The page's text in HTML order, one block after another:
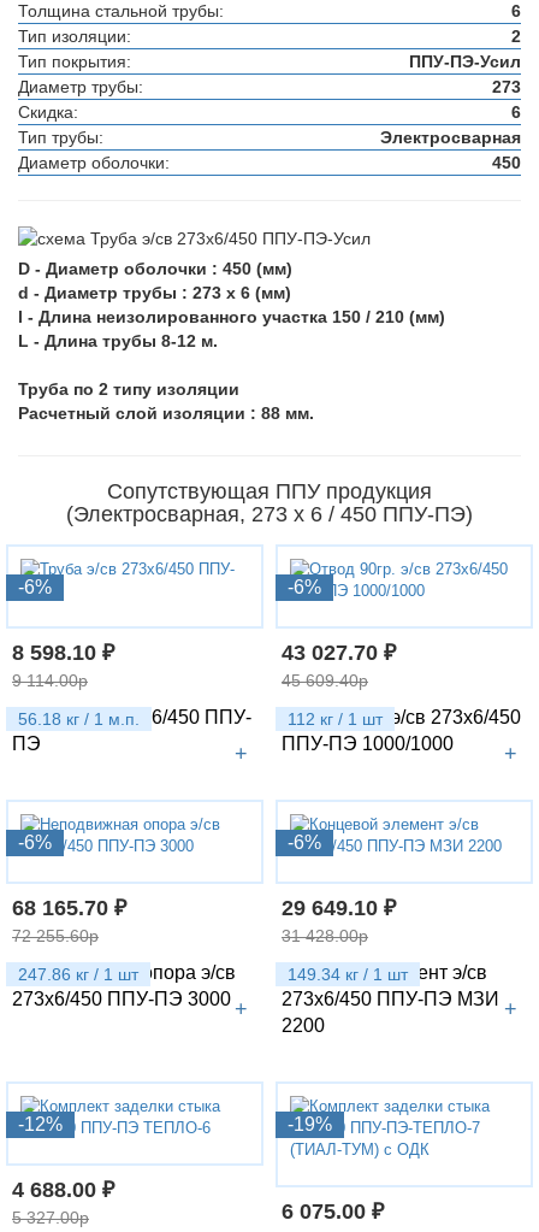
Толщина стальной трубы:
6
Тип изоляции:
2
Тип покрытия:
ППУ-ПЭ-Усил
Диаметр трубы:
273
Скидка:
6
Тип трубы:
Электросварная
Диаметр оболочки:
450
D - Диаметр оболочки : 450 (мм)
d - Диаметр трубы : 273 х 6 (мм)
l - Длина неизолированного участка 150 / 210 (мм)
L - Длина трубы 8-12 м.
Труба по 2 типу изоляции
Расчетный слой изоляции : 88 мм.
Сопутствующая ППУ продукция
(Электросварная, 273 х 6 / 450 ППУ-ПЭ)
-6%
56.18 кг / 1 м.п.
8 598.10 ₽
+
9 114.00р
Труба э/св 273х6/450 ППУ-
ПЭ
-6%
112 кг / 1 шт
43 027.70 ₽
+
45 609.40р
Отвод 90гр. э/св 273х6/450
ППУ-ПЭ 1000/1000
-6%
247.86 кг / 1 шт
68 165.70 ₽
+
72 255.60р
Неподвижная опора э/св
273х6/450 ППУ-ПЭ 3000
-6%
149.34 кг / 1 шт
29 649.10 ₽
+
31 428.00р
Концевой элемент э/св
273х6/450 ППУ-ПЭ МЗИ
2200
-12%
4 688.00 ₽
5 327.00р
-19%
6 075.00 ₽